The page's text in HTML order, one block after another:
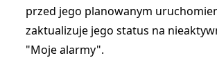
przed jego planowanym
zaktualizuje jego status na
"Moje alarmy".